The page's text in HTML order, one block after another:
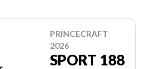
PRINCECRAFT
2026
SPORT 188